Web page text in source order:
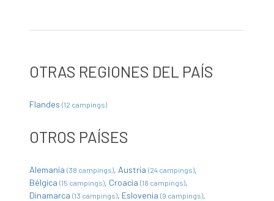
OTRAS REGIONES DEL PAÍS
Flandes (12 campings)
OTROS PAÍSES
Alemania (38 campings) Austria (24 campings)
Bélgica (15 campings) Croacia (18 campings)
Dinamarca (13 campings) Eslovenia (9 campings)